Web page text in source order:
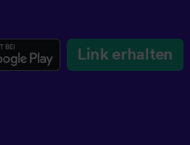
Link erhalten